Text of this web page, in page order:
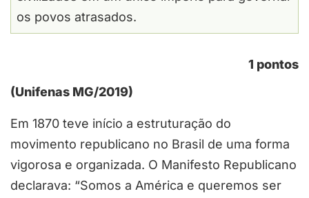
os povos atrasados.
1 pontos
(Unifenas MG/2019)
Em 1870 teve início a estruturação do
movimento republicano no Brasil de uma forma
vigorosa e organizada. O Manifesto Republicano
declarava: “Somos a América e queremos ser